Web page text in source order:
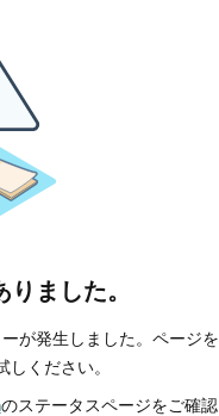
ました。
が発生しました。ページを
ください。
のステータスページをご確認